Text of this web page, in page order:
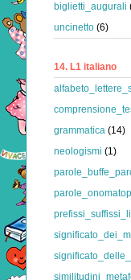
biglietti_augurali
uncinetto (6)
14. L1 italiano
grammatica (14)
neologismi (1)